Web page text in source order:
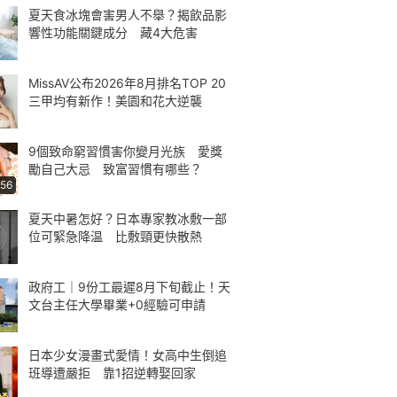
夏天食冰塊會害男人不舉？揭飲品影
響性功能關鍵成分 藏4大危害
MissAV公布2026年8月排名TOP 20
三甲均有新作！美園和花大逆襲
9個致命窮習慣害你變月光族 愛獎
勵自己大忌 致富習慣有哪些？
夏天中暑怎好？日本專家教冰敷一部
位可緊急降温 比敷頸更快散熱
政府工｜9份工最遲8月下旬截止！天
文台主任大學畢業+0經驗可申請
日本少女漫畫式愛情！女高中生倒追
班導遭嚴拒 靠1招逆轉娶回家